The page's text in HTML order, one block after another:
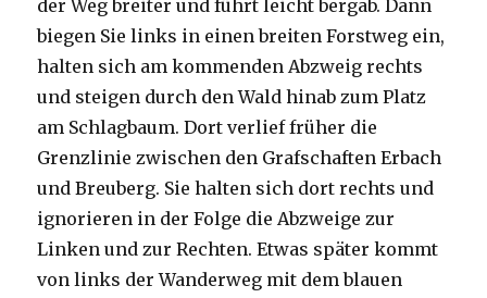
der Weg breiter und führt leicht bergab. Dann
biegen Sie links in einen breiten Forstweg ein,
halten sich am kommenden Abzweig rechts
und steigen durch den Wald hinab zum Platz
am Schlagbaum. Dort verlief früher die
Grenzlinie zwischen den Grafschaften Erbach
und Breuberg. Sie halten sich dort rechts und
ignorieren in der Folge die Abzweige zur
Linken und zur Rechten. Etwas später kommt
von links der Wanderweg mit dem blauen